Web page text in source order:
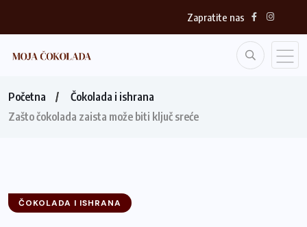
Zapratite nas
Početna
Čokolada i ishrana
Zašto čokolada zaista može biti ključ sreće
ČOKOLADA I ISHRANA